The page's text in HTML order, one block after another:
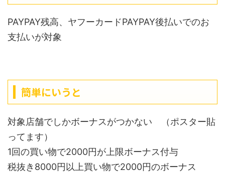
PAYPAY残高、ヤフーカードPAYPAY後払いでのお
支払いが対象
簡単にいうと
対象店舗でしかボーナスがつかない （ポスター貼
ってます）
1回の買い物で2000円が上限ボーナス付与
税抜き8000円以上買い物で2000円のボーナス